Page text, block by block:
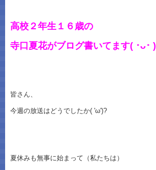
高校２年生１６歳の
寺口夏花がブログ書いてます( ･ᴗ･ )
皆さん、
今週の放送はどうでしたか( 'ω')?
夏休みも無事に始まって（私たちは）